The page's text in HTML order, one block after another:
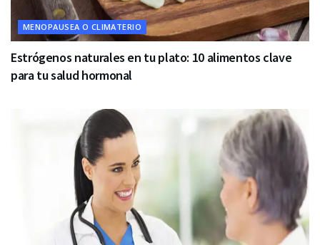
MENOPAUSEA O CLIMATERIO
Estrógenos naturales en tu plato: 10 alimentos clave
para tu salud hormonal